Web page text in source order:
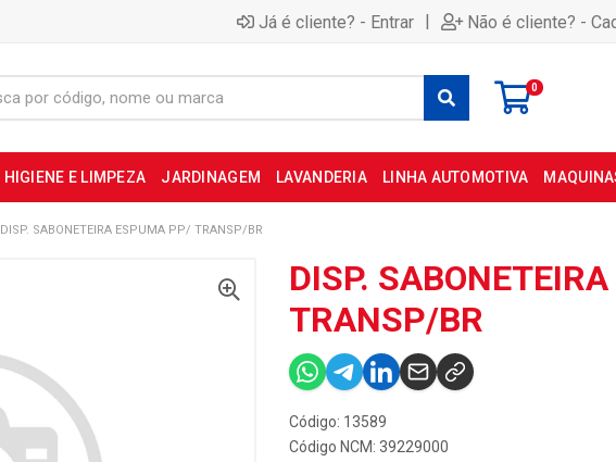
Já é cliente? - Entrar | Não é cliente? -
0
HIGIENE E LIMPEZA JARDINAGEM LAVANDERIA LINHA AUTOMOTIVA
DISP. SABONETEIRA ESPUMA PP/ TRANSP/BR
DISP.
TRANSP/BR
Código: 13589
Código NCM: 39229000